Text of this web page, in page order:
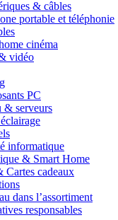
& câbles
portable et téléphonie
cinéma
vidéo
PC
& serveurs
informatique
& Smart Home
Cartes cadeaux
dans l’assortiment
responsables